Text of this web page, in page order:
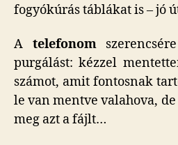
fogyókúrás táblákat is – jó
A telefonom
purgálást: kézzel
számot, amit fontosnak
le van mentve valahova,
meg azt a fájlt…